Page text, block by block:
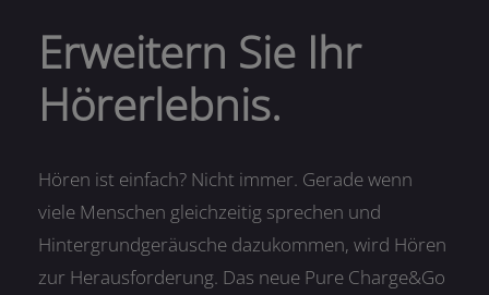
Erweitern Sie Ihr
Hörerlebnis.
Hören ist einfach? Nicht immer. Gerade wenn
viele Menschen gleichzeitig sprechen und
Hintergrundgeräusche dazukommen, wird Hören
zur Herausforderung. Das neue Pure Charge&Go